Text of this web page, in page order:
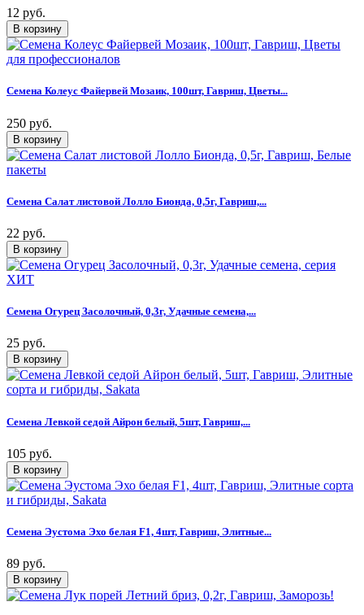
12 руб.
Семена Колеус Файервей Мозаик, 100шт, Гавриш, Цветы...
250 руб.
Семена Салат листовой Лолло Бионда, 0,5г, Гавриш,...
22 руб.
Семена Огурец Засолочный, 0,3г, Удачные семена,...
25 руб.
Семена Левкой седой Айрон белый, 5шт, Гавриш,...
105 руб.
Семена Эустома Эхо белая F1, 4шт, Гавриш, Элитные...
89 руб.